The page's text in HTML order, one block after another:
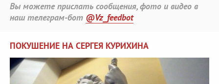
Вы можете прислать сообщения, фото и видео в
наш телеграм-бот @Vz_feedbot
ПОКУШЕНИЕ НА СЕРГЕЯ КУРИХИНА